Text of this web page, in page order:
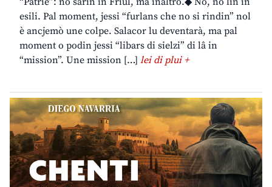
esili. Pal moment, jessi “furlans che no si rindin” nol
è ancjemò une colpe. Salacor lu deventarà, ma pal
moment o podin jessi “libars di sielzi” di lâ in
“mission”. Une mission […] lei di plui +